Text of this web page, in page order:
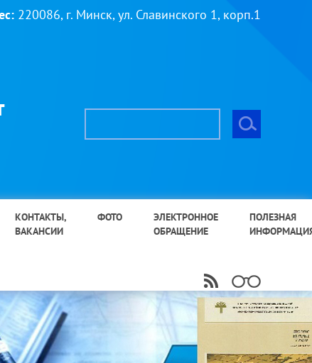
220086, г. Минск, ул. Славинского 1, корп.1
КОНТАКТЫ,
ВАКАНСИИ
ФОТО
ЭЛЕКТРОННОЕ
ОБРАЩЕНИЕ
ПОЛЕЗНАЯ